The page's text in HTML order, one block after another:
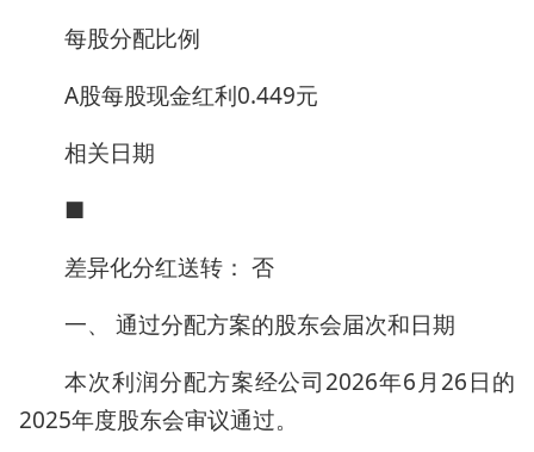
每股分配比例
A股每股现金红利0.449元
相关日期
■
差异化分红送转： 否
一、 通过分配方案的股东会届次和日期
本次利润分配方案经公司2026年6月26日的
2025年度股东会审议通过。